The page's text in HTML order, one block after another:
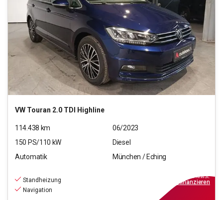
VW Touran 2.0 TDI Highline
114.438 km
06/2023
150 PS/110 kW
Diesel
Automatik
München / Eching
Standheizung
Navigation
inkl.MwSt.
finanzieren